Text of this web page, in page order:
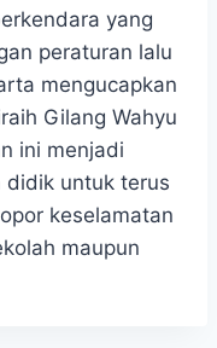
yang
peraturan lalu
mengucapkan
Gilang Wahyu
ini menjadi
didik untuk terus
keselamatan
maupun